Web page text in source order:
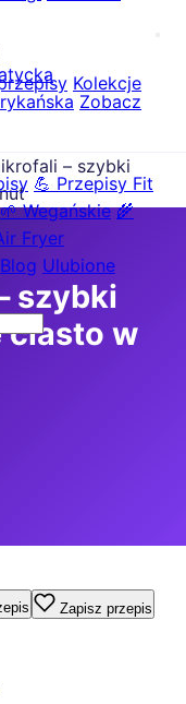
Zobacz
💪 Przepisy Fit
🌱 Wegańskie 🌾
Fryer
Blog Ulubione
Kolekcje
– szybki
szybki
ciasto w
Zapisz przepis